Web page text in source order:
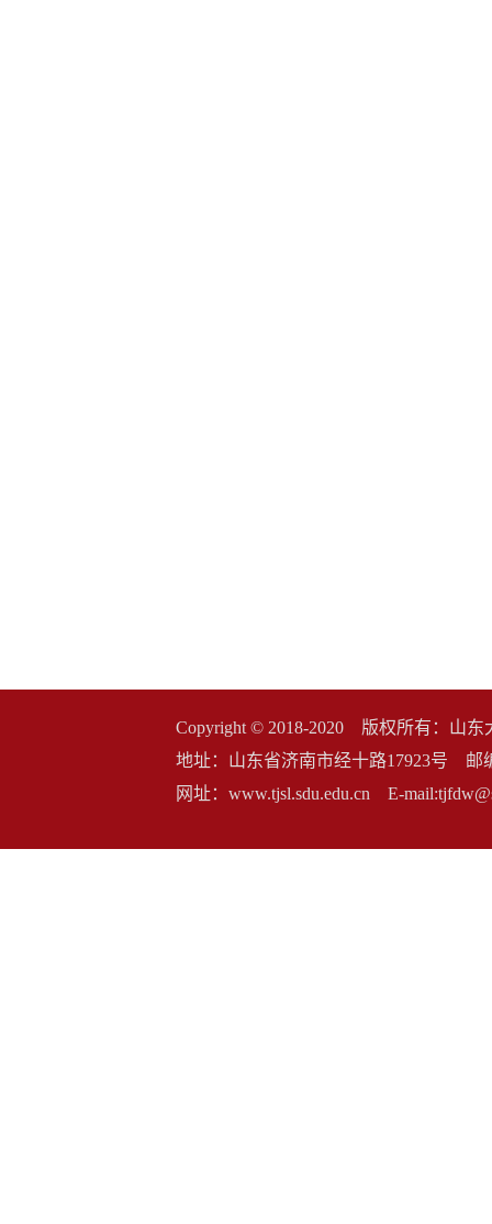
Copyright © 2018-2020 版权所有：山
地址：山东省济南市经十路17923号 邮
网址：www.tjsl.sdu.edu.cn E-